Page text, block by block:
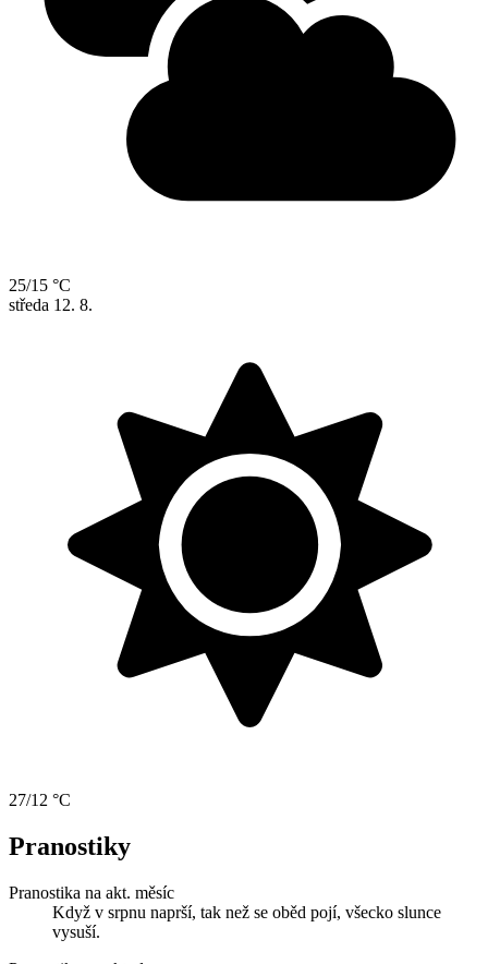
25/15 °C
středa 12. 8.
27/12 °C
Pranostiky
Pranostika na akt. měsíc
Když v srpnu naprší, tak než se oběd pojí, všecko slunce
vysuší.